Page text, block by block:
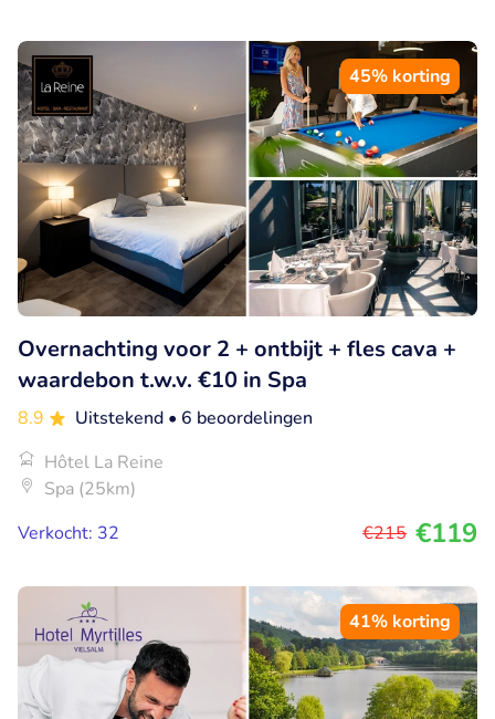
45% korting
Overnachting voor 2 + ontbijt + fles cava +
waardebon t.w.v. €10 in Spa
8.9 Uitstekend • 6 beoordelingen
Hôtel La Reine
Spa (25km)
Verkocht: 32
€215 €119
41% korting